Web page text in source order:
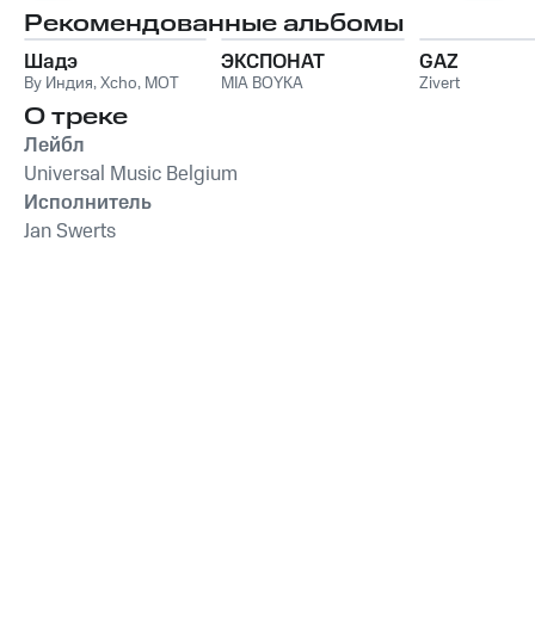
Рекомендованные альбомы
Шадэ
By Индия,Xcho, MOT
ЭКСПОНАТ
MIA BOYKA
GAZ
Zivert
О треке
Лейбл
Universal Music Belgium
Исполнитель
Jan Swerts